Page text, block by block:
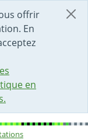
offrir
En
en